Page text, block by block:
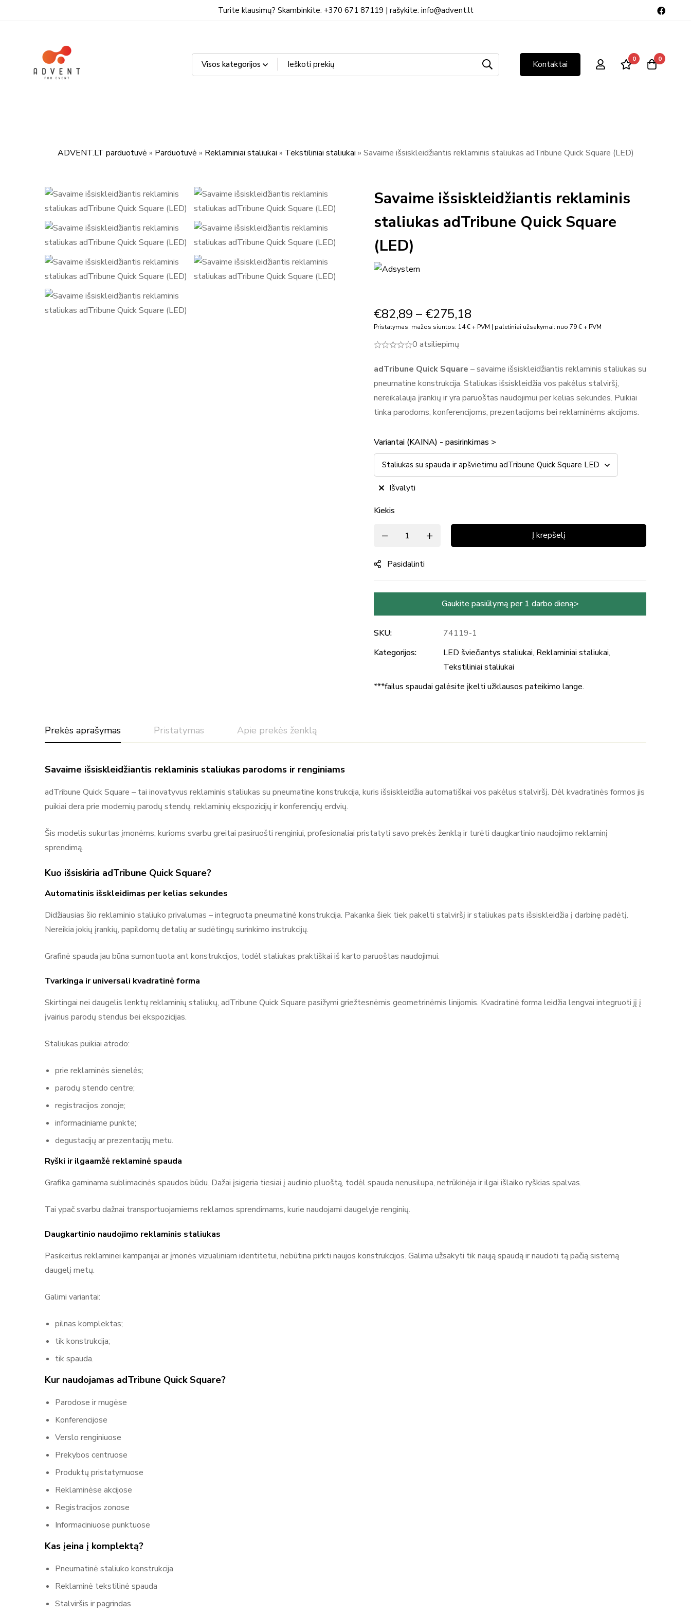
Turite klausimų? Skambinkite: +370 671 87119 | rašykite: info@advent.lt
Kontaktai 0 0
ADVENT.LT parduotuvė » Parduotuvė » Reklaminiai staliukai » Tekstiliniai staliukai » Savaime išsiskleidžiantis reklaminis staliukas adTribune Quick Square (LED)
Savaime išsiskleidžiantis reklaminis
staliukas adTribune Quick Square
(LED)
€82,89 – €275,18
Pristatymas: mažos siuntos: 14 € + PVM | paletiniai užsakymai: nuo 79 € + PVM
0 atsiliepimų
adTribune Quick Square – savaime išsiskleidžiantis reklaminis staliukas su
pneumatine konstrukcija. Staliukas išsiskleidžia vos pakėlus stalviršį,
nereikalauja įrankių ir yra paruoštas naudojimui per kelias sekundes. Puikiai
tinka parodoms, konferencijoms, prezentacijoms bei reklaminėms akcijoms.
Variantai (KAINA) - pasirinkimas >
Išvalyti
Kiekis
Į krepšelį
Pasidalinti
Gaukite pasiūlymą per 1 darbo dieną>
SKU:
74119-1
Kategorijos:
LED šviečiantys staliukai, Reklaminiai staliukai,
Tekstiliniai staliukai
***failus spaudai galėsite įkelti užklausos pateikimo lange.
Prekės aprašymas Pristatymas Apie prekės ženklą
Savaime išsiskleidžiantis reklaminis staliukas parodoms ir renginiams
adTribune Quick Square – tai inovatyvus reklaminis staliukas su pneumatine konstrukcija, kuris išsiskleidžia automatiškai vos pakėlus stalviršį. Dėl kvadratinės formos jis
puikiai dera prie modernių parodų stendų, reklaminių ekspozicijų ir konferencijų erdvių.
Šis modelis sukurtas įmonėms, kurioms svarbu greitai pasiruošti renginiui, profesionaliai pristatyti savo prekės ženklą ir turėti daugkartinio naudojimo reklaminį
sprendimą.
Kuo išsiskiria adTribune Quick Square?
Automatinis išskleidimas per kelias sekundes
Didžiausias šio reklaminio staliuko privalumas – integruota pneumatinė konstrukcija. Pakanka šiek tiek pakelti stalviršį ir staliukas pats išsiskleidžia į darbinę padėtį.
Nereikia jokių įrankių, papildomų detalių ar sudėtingų surinkimo instrukcijų.
Grafinė spauda jau būna sumontuota ant konstrukcijos, todėl staliukas praktiškai iš karto paruoštas naudojimui.
Tvarkinga ir universali kvadratinė forma
Skirtingai nei daugelis lenktų reklaminių staliukų, adTribune Quick Square pasižymi griežtesnėmis geometrinėmis linijomis. Kvadratinė forma leidžia lengvai integruoti jį į
įvairius parodų stendus bei ekspozicijas.
Staliukas puikiai atrodo:
prie reklaminės sienelės;
parodų stendo centre;
registracijos zonoje;
informaciniame punkte;
degustacijų ar prezentacijų metu.
Ryški ir ilgaamžė reklaminė spauda
Grafika gaminama sublimacinės spaudos būdu. Dažai įsigeria tiesiai į audinio pluoštą, todėl spauda nenusilupa, netrūkinėja ir ilgai išlaiko ryškias spalvas.
Tai ypač svarbu dažnai transportuojamiems reklamos sprendimams, kurie naudojami daugelyje renginių.
Daugkartinio naudojimo reklaminis staliukas
Pasikeitus reklaminei kampanijai ar įmonės vizualiniam identitetui, nebūtina pirkti naujos konstrukcijos. Galima užsakyti tik naują spaudą ir naudoti tą pačią sistemą
daugelį metų.
Galimi variantai:
pilnas komplektas;
tik konstrukcija;
tik spauda.
Kur naudojamas adTribune Quick Square?
Parodose ir mugėse
Konferencijose
Verslo renginiuose
Prekybos centruose
Produktų pristatymuose
Reklaminėse akcijose
Registracijos zonose
Informaciniuose punktuose
Kas įeina į komplektą?
Pneumatinė staliuko konstrukcija
Reklaminė tekstilinė spauda
Stalviršis ir pagrindas
Adsystem
Adsystem – reklaminiai sprendimai, stendai ir parodų įranga Adsystem yra reklamos ir parodų sistemų gamintojas,
kuriantis įvairius reklamos sprendimus ir ekspozicinius įrenginius verslui ir renginiams. Produktų asortimentą sudaro
ekspozicijoms. Adsystem gaminiai yra moduliniai, mobilūs ir lengvai surenkami, todėl tinka naudojimui parodose,